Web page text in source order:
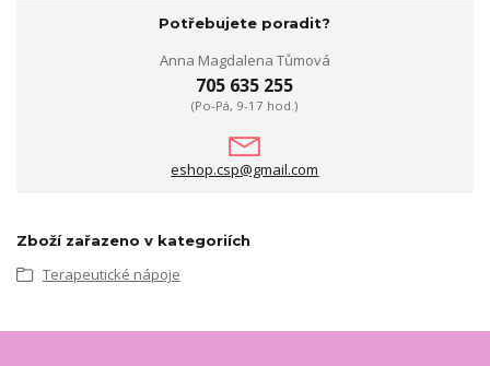
Potřebujete poradit?
Anna Magdalena Tůmová
705 635 255
(Po-Pá, 9-17 hod.)
eshop.csp@gmail.com
Zboží zařazeno v kategoriích
Terapeutické nápoje